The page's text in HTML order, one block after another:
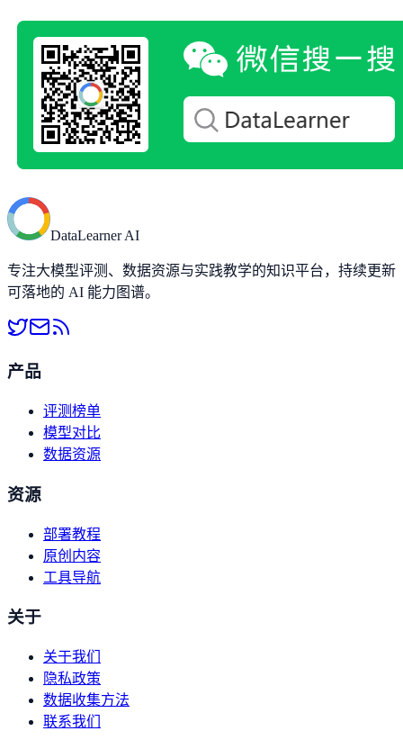
DataLearner AI
专注大模型评测、数据资源与实践教学的知识平台，持续更新
可落地的 AI 能力图谱。
产品
评测榜单
模型对比
数据资源
资源
部署教程
原创内容
工具导航
关于
关于我们
隐私政策
数据收集方法
联系我们